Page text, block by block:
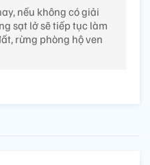
nếu không có giải
sạt lở sẽ tiếp tục làm
rừng phòng hộ ven